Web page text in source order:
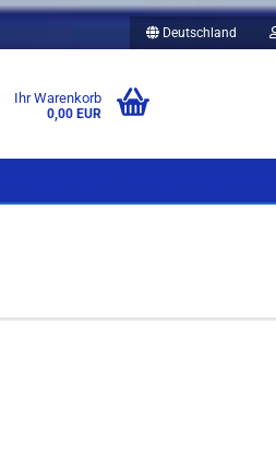
Deutschland
Ihr Warenkorb
0,00 EUR